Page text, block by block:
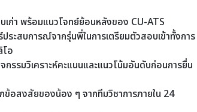
ก่า พร้อมแนวโจทย์ย้อนหลังของ CU-ATS
ะสบการณ์จากรุ่นพี่ในการเตรียมตัวสอบเข้าทั้งการ
อ
รรมวิเคราะห์คะแนนและแนวโน้มอันดับก่อนการยื่น
ข้อสงสัยของน้อง ๆ จากทีมวิชาการภายใน 24